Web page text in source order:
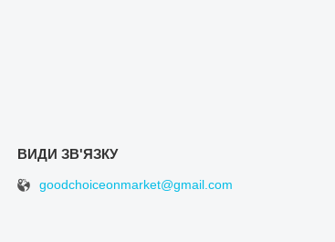
goodchoiceonmarket@gmail.com